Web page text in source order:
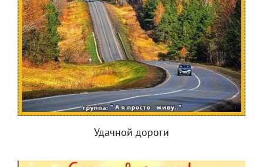
Удачной дороги